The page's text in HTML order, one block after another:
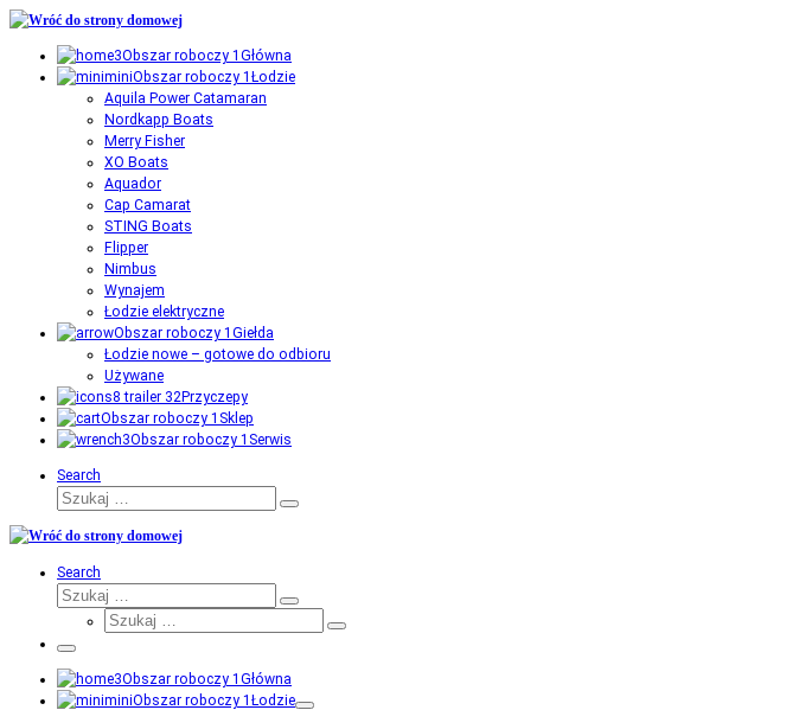
Przejdź
treści
Główna
Łodzie
Aquila Power Catamaran
Nordkapp Boats
Merry Fisher
XO Boats
Aquador
Cap Camarat
STING Boats
Flipper
Nimbus
Wynajem
Łodzie elektryczne
Giełda
Łodzie nowe – gotowe do odbioru
Używane
Przyczepy
Sklep
Serwis
Search
Szukaj
Szukaj
Search
Szukaj
Szukaj
Szukaj
Szukaj
Menu
Główna
Łodzie